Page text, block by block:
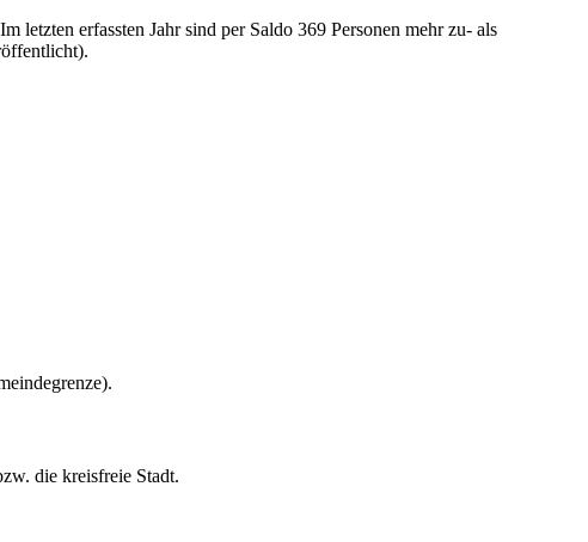
letzten erfassten Jahr sind per Saldo 369 Personen mehr zu- als
die kreisfreie Stadt.